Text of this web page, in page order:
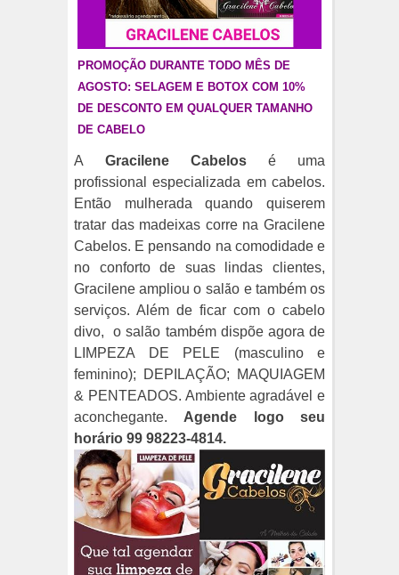
PROMOÇÃO DURANTE TODO MÊS DE
AGOSTO: SELAGEM E BOTOX COM 10%
DE DESCONTO EM QUALQUER TAMANHO
DE CABELO
A Gracilene Cabelos é uma
profissional especializada em cabelos.
Então mulherada quando quiserem
tratar das madeixas corre na Gracilene
Cabelos. E pensando na comodidade e
no conforto de suas lindas clientes,
Gracilene ampliou o salão e também os
serviços. Além de ficar com o cabelo
divo,
o salão também dispõe agora de
LIMPEZA DE PELE (masculino e
feminino); DEPILAÇÃO; MAQUIAGEM
& PENTEADOS. Ambiente agradável e
aconchegante. Agende logo seu
horário 99 98223-4814.